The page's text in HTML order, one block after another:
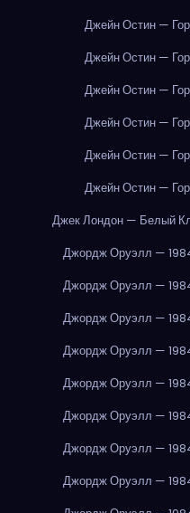
Джейн Остин —
Джейн Остин —
Джейн Остин —
Джейн Остин —
Джейн Остин —
Джейн Остин —
Джек Лондон — Белый
Джордж Оруэлл —
Джордж Оруэлл —
Джордж Оруэлл —
Джордж Оруэлл —
Джордж Оруэлл —
Джордж Оруэлл —
Джордж Оруэлл —
Джордж Оруэлл —